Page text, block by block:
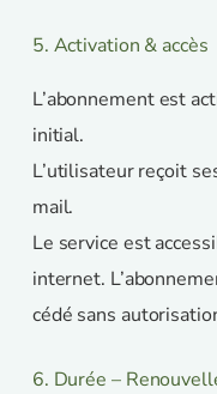
5. Activation & accès
L’abonnement est
initial.
L’utilisateur reçoit
mail.
Le service est
internet.
cédé sans
6. Durée –